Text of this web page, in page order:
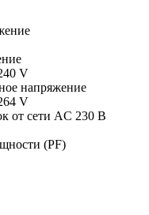
V
напряжение
V
от сети AC 230 В
(PF)